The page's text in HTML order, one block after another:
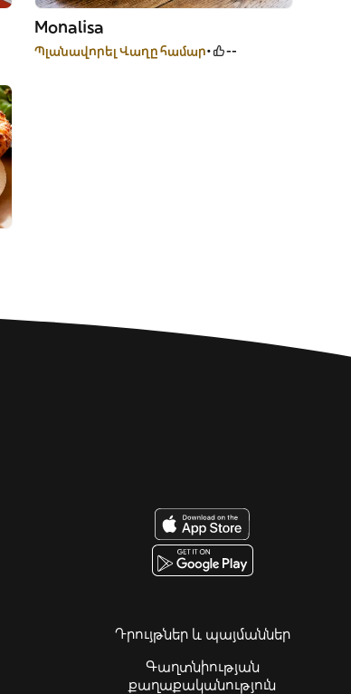
Monalisa
Պլանավորել Վաղը համար --
Դրույթներ և պայմաններ
Գաղտնիության
քաղաքականություն